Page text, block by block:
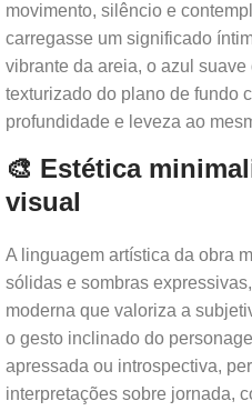
movimento, silêncio e
carregasse um significado
vibrante da areia, o azul
texturizado do plano de fundo
profundidade e leveza ao
🎨 Estética
visual
A linguagem artística da obra
sólidas e sombras
moderna que valoriza a
o gesto inclinado do
apressada ou introspectiva,
interpretações sobre jornada,